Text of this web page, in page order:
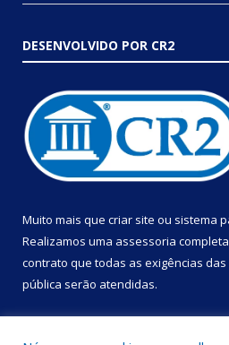
DESENVOLVIDO POR CR2
Muito mais que criar site ou sistema
Realizamos uma assessoria
contrato que todas as exigências das
pública serão atendidas.